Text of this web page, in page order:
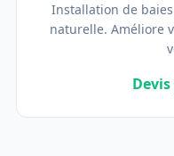
Installation de
naturelle. Améliore